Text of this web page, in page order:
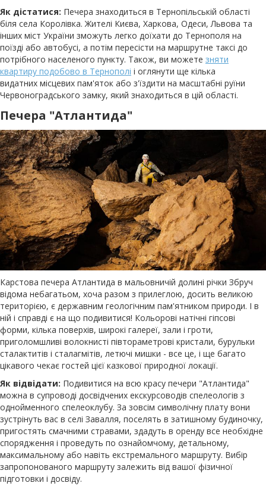
Як дістатися: Печера знаходиться в Тернопільській області
біля села Королівка. Жителі Києва, Харкова, Одеси, Львова та
інших міст України зможуть легко доїхати до Тернополя на
поїзді або автобусі, а потім пересісти на маршрутне таксі до
потрібного населеного пункту. Також, ви можете зняти
квартиру подобово в Тернополі і оглянути ще кілька
видатних місцевих пам'яток або з'їздити на масштабні руїни
Червоноградського замку, який знаходиться в цій області.
Печера "Атлантида"
Карстова печера Атлантида в мальовничій долині річки Збруч
відома небагатьом, хоча разом з прилеглою, досить великою
територією, є державним геологічним пам'ятником природи. І в
ній і справді є на що подивитися! Кольорові натічні гіпсові
форми, кілька поверхів, широкі галереї, зали і гроти,
приголомшливі волокнисті півтораметрові кристали, бурульки
сталактитів і сталагмітів, летючі мишки - все це, і ще багато
цікавого чекає гостей цієї казкової природної локації.
Як відвідати: Подивитися на всю красу печери "Атлантида"
можна в супроводі досвідчених екскурсоводів спелеологів з
однойменного спелеоклубу. За зовсім символічну плату вони
зустрінуть вас в селі Завалля, поселять в затишному будиночку,
пригостять смачними стравами, здадуть в оренду все необхідне
спорядження і проведуть по ознайомчому, детальному,
максимальному або навіть екстремального маршруту. Вибір
запропонованого маршруту залежить від вашої фізичної
підготовки і досвіду.